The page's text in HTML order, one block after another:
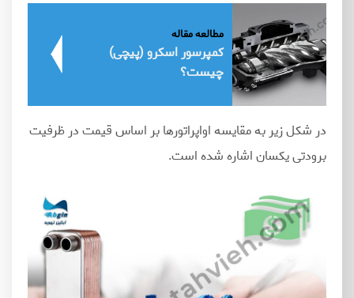
مطالعه مقاله
کمپرسور اسکرو (پیچی)
چیست؟
در شکل زیر به مقایسه اواپراتورها بر اساس قیمت در ظرفیت
برودتی یکسان اشاره شده است.